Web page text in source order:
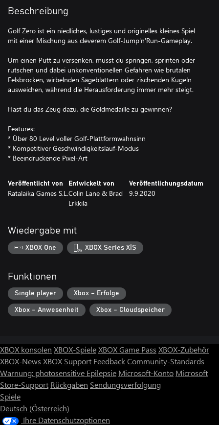
Beschreibung
Golf Zero ist ein niedliches, lustiges und originelles kleines Spiel
mit einer Mischung aus cleverem Golf-Jump'n'Run-Gameplay.
Um einen Putt zu versenken, musst du springen, sprinten oder
rutschen und dabei unkonventionellen Gefahren wie brutalen
Felsbrocken, wirbelnden Sägeblättern oder zischenden Kugeln
ausweichen, während die Herausforderung immer mehr steigt.
Hast du das Zeug dazu, die Goldmedaille zu gewinnen?
Features:
* Über 80 Level voller Golf-Plattformwahnsinn
* Kompetitiver Geschwindigkeitslauf-Modus
* Beeindruckende Pixel-Art
Veröffentlicht von
Ratalaika Games S.L.
Entwickelt von
Colin Lane & Brad
Erkkila
Veröffentlichungsdatum
9.9.2020
Wiedergabe mit
XBOX One XBOX Series X|S
Funktionen
Single player Xbox – Erfolge
Xbox – Anwesenheit Xbox – Cloudspeicher
XBOX konsolen XBOX-SpieleXBOX Game Pass XBOX-Zubehör
XBOX-News XBOX Support FeedbackCommunity-Standards
Warnung: photosensitive Epilepsie Microsoft-Konto Microsoft
Store-Support Rückgaben Sendungsverfolgung
Spiele
Deutsch (Österreich)
Ihre Datenschutzoptionen